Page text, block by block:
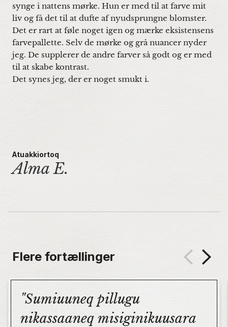
synge i nattens mørke. Hun er med til at farve mit
liv og få det til at dufte af nyudsprungne blomster.
Det er rart at føle noget igen og mærke eksistensens
farvepallette. Selv de mørke og grå nuancer nyder
jeg. De supplerer de andre farver så godt og er med
til at skabe kontrast.
Det synes jeg, der er noget smukt i.
Atuakkiortoq
Alma E.
Flere fortællinger
Sumiuuneq pillugu
nikassaaneq misiginikuusara